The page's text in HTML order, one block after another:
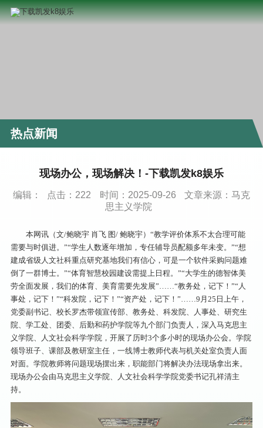
热点新闻
现场办公，现场解决！-下载凯发k8娱乐
编辑： 点击： 222 时间：2025-09-26
文章来源：马克
思主义学院
本网讯（文/鲍晓宇 肖飞 图/ 鲍晓宇）“教学评价体系不太合理可能
需要与时俱进。”“学生人数逐年增加，专任辅导员配额多年未变。”“想
建成省级人文社科重点研究基地我们有信心，可是一个软件采购问题难
倒了一群博士。”“体育智慧校园建设需提上日程。”“大学生的德智体美
劳全面发展，我们的体育、美育需要先发展”……“教务处，记下！”“人
事处，记下！”“科发院，记下！”“资产处，记下！”……9月25日上午，
党委副书记、 校长罗杰带领宣传部、教务处、科发院、人事处、研究生
院、学工处、团委、后勤和药护学院等九个部门负责人，深入马克思主
义学院、人文社会科学学院，开展了历时3个多小时的现场办公会。学院
领导班子、课部及教研室主任，一线博士教师代表与机关处室负责人面
对面。学院教师将问题现场摆出来，职能部门将解决办法现场拿出来。
现场办公会由马克思主义学院、人文社会科学学院党委书记孔祥清主
持。